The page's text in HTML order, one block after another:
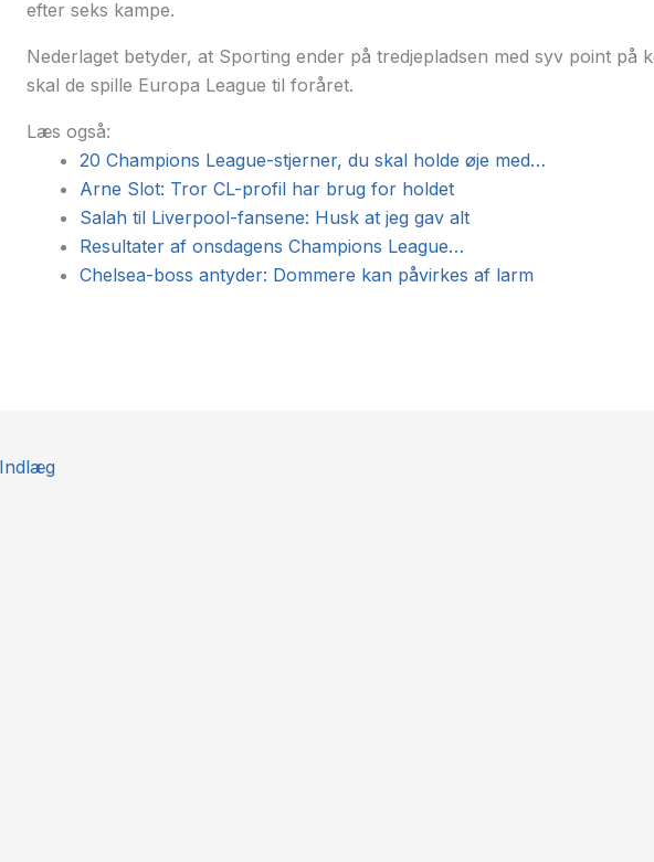
efter seks kampe.
Nederlaget betyder, at Sporting ender på tredjepladsen med syv point på
skal de spille Europa League til foråret.
Læs også:
20 Champions League-stjerner, du skal holde øje med…
Arne Slot: Tror CL-profil har brug for holdet
Salah til Liverpool-fansene: Husk at jeg gav alt
Resultater af onsdagens Champions League…
Chelsea-boss antyder: Dommere kan påvirkes af larm